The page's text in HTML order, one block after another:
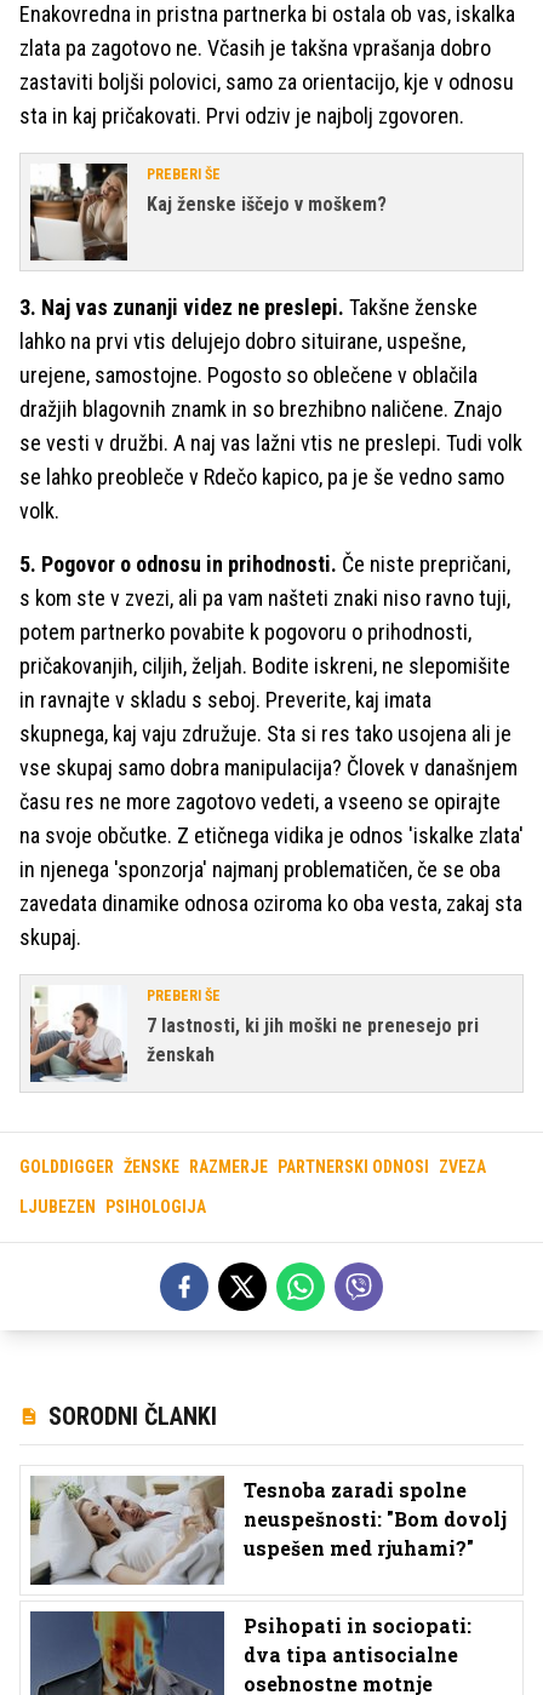
Enakovredna in pristna partnerka bi ostala ob vas, iskalka
zlata pa zagotovo ne. Včasih je takšna vprašanja dobro
zastaviti boljši polovici, samo za orientacijo, kje v odnosu
sta in kaj pričakovati. Prvi odziv je najbolj zgovoren.
PREBERI ŠE
Kaj ženske iščejo v moškem?
3. Naj vas zunanji videz ne preslepi. Takšne ženske
lahko na prvi vtis delujejo dobro situirane, uspešne,
urejene, samostojne. Pogosto so oblečene v oblačila
dražjih blagovnih znamk in so brezhibno naličene. Znajo
se vesti v družbi. A naj vas lažni vtis ne preslepi. Tudi volk
se lahko preobleče v Rdečo kapico, pa je še vedno samo
volk.
5. Pogovor o odnosu in prihodnosti. Če niste prepričani,
s kom ste v zvezi, ali pa vam našteti znaki niso ravno tuji,
potem partnerko povabite k pogovoru o prihodnosti,
pričakovanjih, ciljih, željah. Bodite iskreni, ne slepomišite
in ravnajte v skladu s seboj. Preverite, kaj imata
skupnega, kaj vaju združuje. Sta si res tako usojena ali je
vse skupaj samo dobra manipulacija? Človek v današnjem
času res ne more zagotovo vedeti, a vseeno se opirajte
na svoje občutke. Z etičnega vidika je odnos 'iskalke zlata'
in njenega 'sponzorja' najmanj problematičen, če se oba
zavedata dinamike odnosa oziroma ko oba vesta, zakaj sta
skupaj.
PREBERI ŠE
7 lastnosti, ki jih moški ne prenesejo pri
ženskah
GOLDDIGGER ŽENSKE RAZMERJE PARTNERSKI ODNOSI ZVEZA
LJUBEZEN PSIHOLOGIJA
SORODNI ČLANKI
Tesnoba zaradi spolne
neuspešnosti: "Bom dovolj
uspešen med rjuhami?"
Psihopati in sociopati:
dva tipa antisocialne
osebnostne motnje